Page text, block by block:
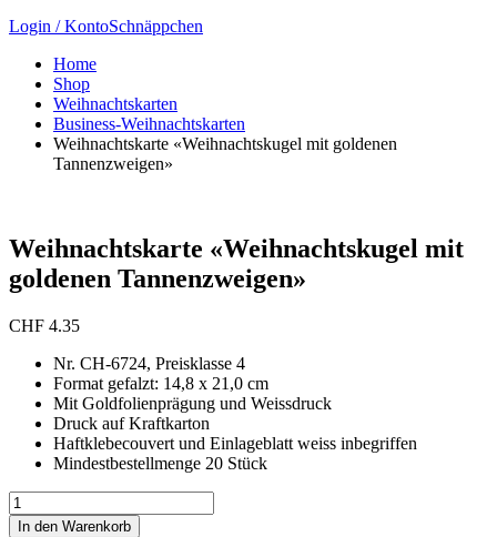
Login / KontoSchnäppchen
Home
Shop
Weihnachtskarten
Business-Weihnachtskarten
Weihnachtskarte «Weihnachtskugel mit goldenen
Tannenzweigen»
Weihnachtskarte «Weihnachtskugel mit
goldenen Tannenzweigen»
CHF 4.35
Nr. CH-6724, Preisklasse 4
Format gefalzt: 14,8 x 21,0 cm
Mit Goldfolienprägung und Weissdruck
Druck auf Kraftkarton
Haftklebecouvert und Einlageblatt weiss inbegriffen
Mindestbestellmenge 20 Stück
Weihnachtskarte
«Weihnachtskugel
In den Warenkorb